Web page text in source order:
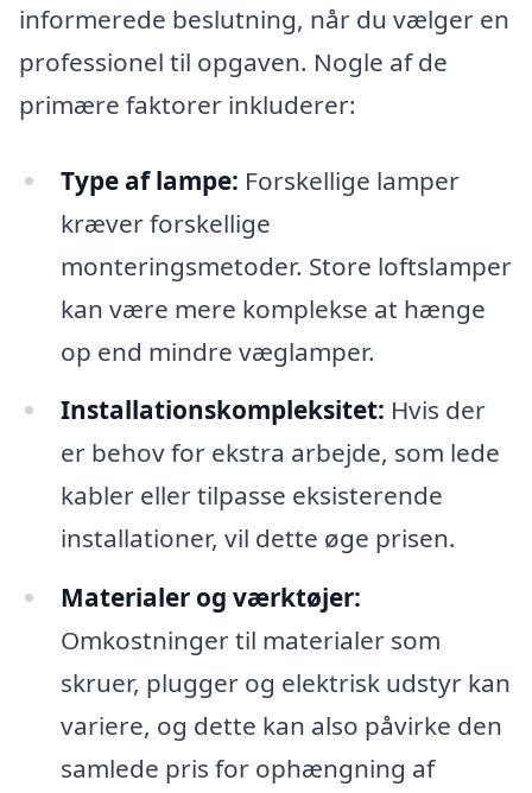
informerede beslutning, når du vælger en
professionel til opgaven. Nogle af de
primære faktorer inkluderer:
Type af lampe: Forskellige lamper
kræver forskellige
monteringsmetoder. Store loftslamper
kan være mere komplekse at hænge
op end mindre væglamper.
Installationskompleksitet: Hvis der
er behov for ekstra arbejde, som lede
kabler eller tilpasse eksisterende
installationer, vil dette øge prisen.
Materialer og værktøjer:
Omkostninger til materialer som
skruer, plugger og elektrisk udstyr kan
variere, og dette kan also påvirke den
samlede pris for ophængning af